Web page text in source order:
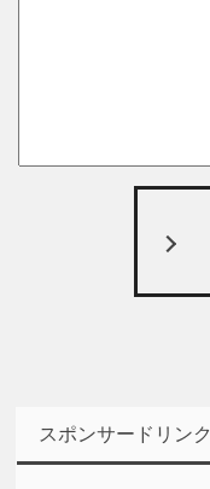
スポンサードリンク